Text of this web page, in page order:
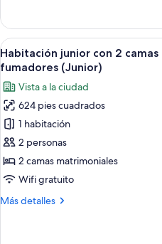
doble,
para
no
fumadores
King)
Abrir
todas
las
fotos
de
Habitación
junior
con
2
individuales,
6
Habitación junior con 2
fumadores (Junior)
Vista a la ciudad
624 pies cuadrados
1 habitación
2 personas
2 camas matrimoniales
Wifi gratuito
Más detalles
Más